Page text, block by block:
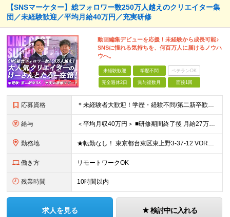
【SNSマーケター】総フォロワー数250万人越えのクリエイター集
団／未経験歓迎／平均月給40万円／充実研修
動画編集デビューを応援！未経験から成長可能♪
SNSに憧れる気持ちを、何百万人に届けるノウハ
ウへ。
未経験歓迎 学歴不問 ベテランOK
完全週休2日 賞与複数月 面接1回
応募資格 ＊未経験者大歓迎！学歴・経験不問/第二新卒歓迎/約1年間の充実研修/WEB面接可能＊ ▼未経験歓迎＆完全ポテンシャル採用！▼ 基礎のキソから学べる研修があるので経験は一切不問！ 面接では「あなたの
給与 ＜平均月収40万円＞ ■研修期間終了後 月給27万円～80万円＋賞与1回＋各種手当＋インセンティブ ※試用期間中は月給22万円～（スキル経験によって変動あり）となります。 その後は実力により給与が
勤務地 ★転勤なし！ 東京都台東区東上野3-37-12 VORT上野plus 7F ※その他、1都3県を中心としたプロジェクト先 ※(変更の範囲)上記を除く当社関連勤務地
働き方 リモートワークOK
残業時間 10時間以内
求人を見る 検討中に入れる